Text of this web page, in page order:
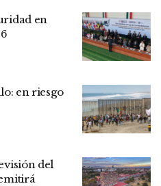
en
en riesgo
del